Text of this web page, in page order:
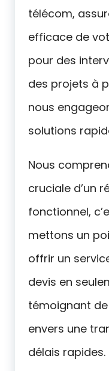
télécom,
efficace de
pour des
des projets à
nous
solutions
Nous
cruciale d’un
fonctionnel,
mettons un
offrir un
devis en
témoignant
envers une
délais rapides.